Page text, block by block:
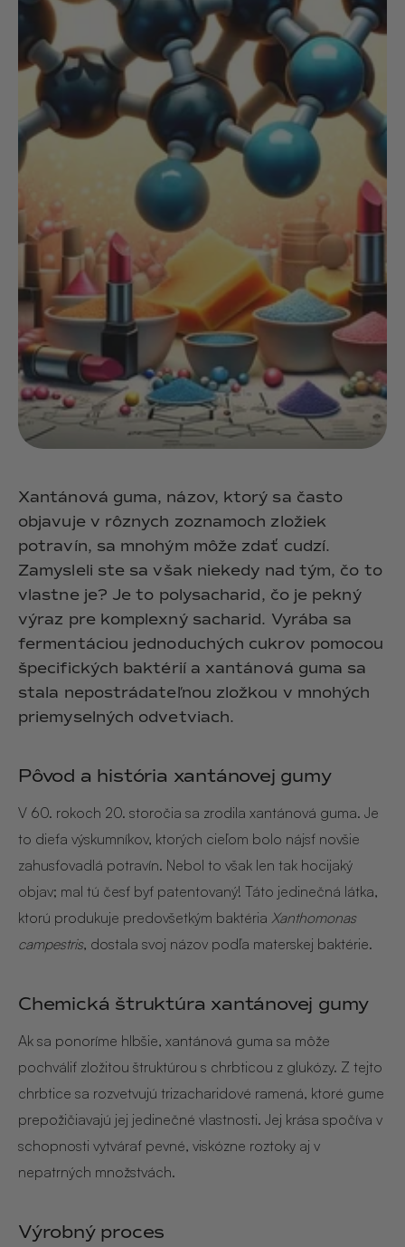
Xantánová guma, názov, ktorý sa často
objavuje v rôznych zoznamoch zložiek
potravín, sa mnohým môže zdať cudzí.
Zamysleli ste sa však niekedy nad tým, čo to
vlastne je? Je to polysacharid, čo je pekný
výraz pre komplexný sacharid. Vyrába sa
fermentáciou jednoduchých cukrov pomocou
špecifických baktérií a xantánová guma sa
stala nepostrádateľnou zložkou v mnohých
priemyselných odvetviach.
Pôvod a história xantánovej gumy
V 60. rokoch 20. storočia sa zrodila xantánová guma. Je
to dieťa výskumníkov, ktorých cieľom bolo nájsť novšie
zahusťovadlá potravín. Nebol to však len tak hocijaký
objav; mal tú česť byť patentovaný! Táto jedinečná látka,
ktorú produkuje predovšetkým baktéria Xanthomonas
campestris, dostala svoj názov podľa materskej baktérie.
Chemická štruktúra xantánovej gumy
Ak sa ponoríme hlbšie, xantánová guma sa môže
pochváliť zložitou štruktúrou s chrbticou z glukózy. Z tejto
chrbtice sa rozvetvujú trizacharidové ramená, ktoré gume
prepožičiavajú jej jedinečné vlastnosti. Jej krása spočíva v
schopnosti vytvárať pevné, viskózne roztoky aj v
nepatrných množstvách.
Výrobný proces
NOIX
ANGĒLIQUE